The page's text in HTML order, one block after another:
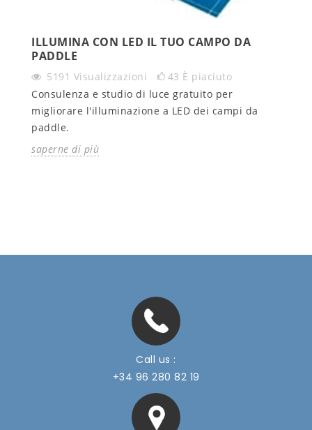
ILLUMINA CON LED IL TUO CAMPO DA
PADDLE
5191 Visualizzazioni 43 È piaciuto
Consulenza e studio di luce gratuito per
migliorare l'illuminazione a LED dei campi da
paddle.
saperne di più
Call us :
+34 96 280 82 19